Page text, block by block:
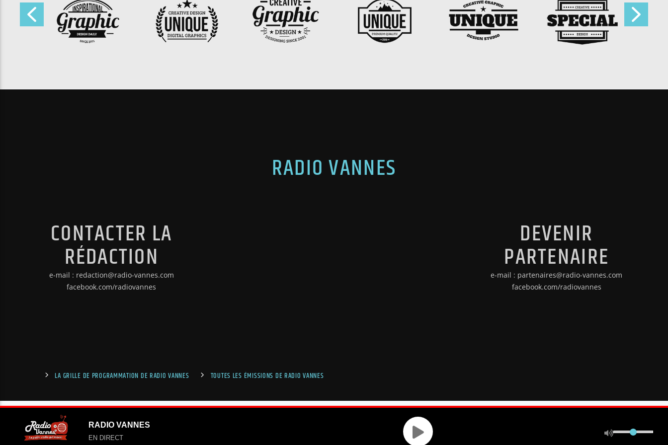
RADIO VANNES
CONTACTER LA
RÉDACTION
e-mail : redaction@radio-vannes.com
facebook.com/radiovannes
DEVENIR
PARTENAIRE
e-mail : partenaires@radio-vannes.com
facebook.com/radiovannes
LA GRILLE DE PROGRAMMATION DE RADIO VANNES TOUTES LES ÉMISSIONS DE RADIO VANNES
RADIO VANNES
EN DIRECT